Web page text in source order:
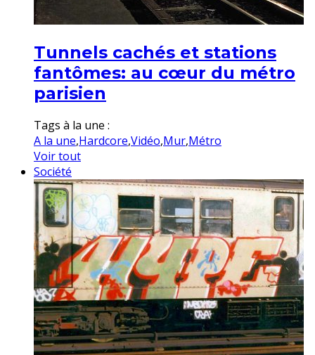
Tunnels cachés et stations
fantômes: au cœur du métro
parisien
Tags à la une :
A la une,Hardcore,Vidéo,Mur,Métro
Voir tout
Société